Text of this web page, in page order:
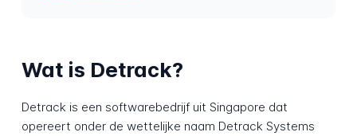
Wat is Detrack?
Detrack is een softwarebedrijf uit Singapore dat
opereert onder de wettelijke naam Detrack Systems